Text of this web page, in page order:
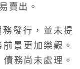
賣出。
發行，並未提
景更加樂觀。
務尚未處理。